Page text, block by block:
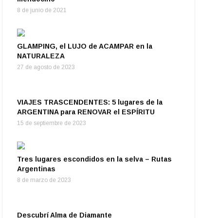
8 de junio de 2021
GLAMPING, el LUJO de ACAMPAR en la
NATURALEZA
27 de agosto de 2023
VIAJES TRASCENDENTES: 5 lugares de la
ARGENTINA para RENOVAR el ESPÍRITU
15 de septiembre de 2023
Tres lugares escondidos en la selva – Rutas
Argentinas
8 de marzo de 2023
Descubrí Alma de Diamante